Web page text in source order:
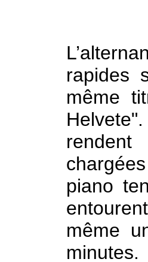
rapides
même
piano
même